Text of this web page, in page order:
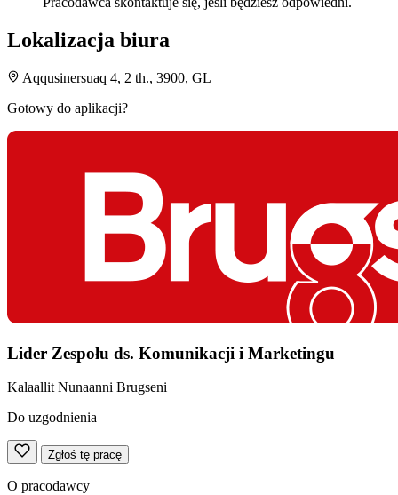
Lokalizacja biura
Aqqusinersuaq 4, 2 th., 3900, GL
Gotowy do aplikacji?
Lider Zespołu ds. Komunikacji i Marketingu
Kalaallit Nunaanni Brugseni
Do uzgodnienia
Zgłoś tę pracę
O pracodawcy